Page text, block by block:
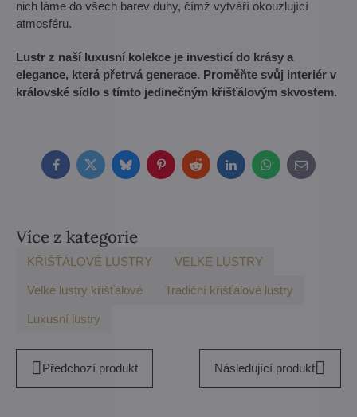
nich láme do všech barev duhy, čímž vytváří okouzlující
atmosféru.
Lustr z naší luxusní kolekce je investicí do krásy a
elegance, která přetrvá generace. Proměňte svůj interiér v
královské sídlo s tímto jedinečným křišťálovým skvostem.
FacebookTwitterBlueskyPinterestRedditLinkedInWhatsApp
E-
mail
Více z kategorie
KŘIŠŤÁLOVÉ LUSTRY VELKÉ LUSTRY
Velké lustry křišťálové Tradiční křišťálové lustry
Luxusní lustry
Předchozí produkt Následující produkt